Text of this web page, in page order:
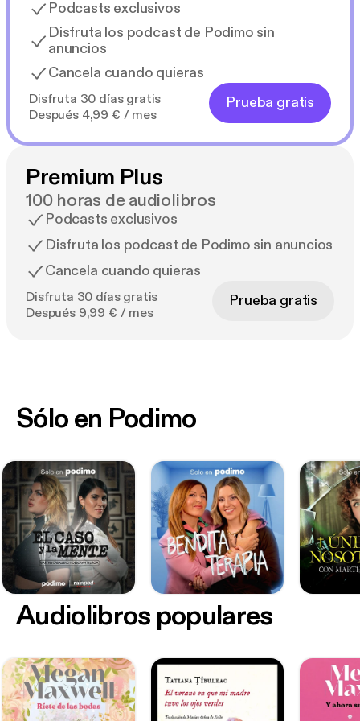
Podcasts exclusivos
Disfruta los podcast de Podimo sin
anuncios
Cancela cuando quieras
Disfruta 30 días gratis
Después 4,99 € / mes
Prueba gratis
Premium Plus
100 horas de audiolibros
Podcasts exclusivos
Disfruta los podcast de Podimo sin anuncios
Cancela cuando quieras
Disfruta 30 días gratis
Después 9,99 € / mes
Prueba gratis
Sólo en Podimo
Audiolibros populares